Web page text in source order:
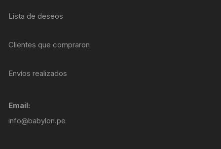
Lista de deseos
Clientes que compraron
Envíos realizados
Email:
info@babylon.pe